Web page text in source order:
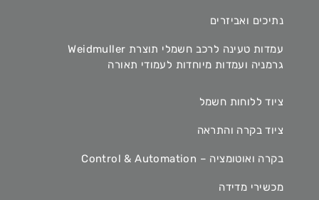
נתיכים ואביזרים
עמדות טעינה לרכב חשמלי תוצרת Weidmuller
גרמניה ועמדות מיוחדות לעמודי תאורה
ציוד ללוחות חשמל
ציוד בקרה והתראה
בקרה ואוטומציה – Control & Automation
מכשירי מדידה